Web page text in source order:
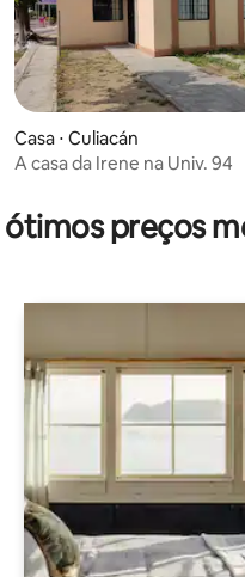
avaliação média de 5, 5
Casa ⋅ Culiacán
A casa da Irene na Univ. 94
preços